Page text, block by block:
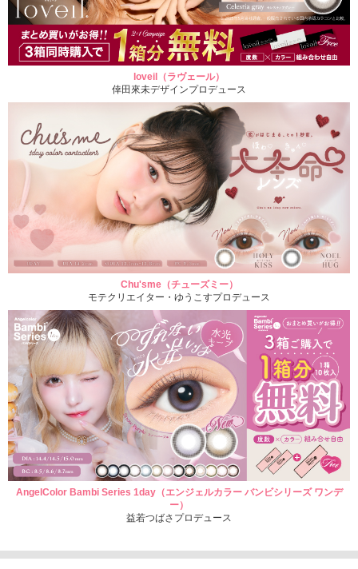
loveil（ラヴェール）
倖田來未デザインプロデュース
Chu'sme（チューズミー）
モテクリエイター・ゆうこすプロデュース
AngelColor Bambi Series 1day（エンジェルカラー バンビシリーズ ワンデ
ー）
益若つばさプロデュース